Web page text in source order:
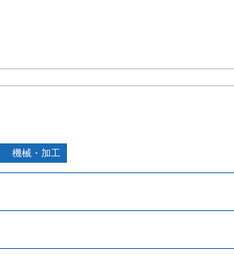
機械・加工